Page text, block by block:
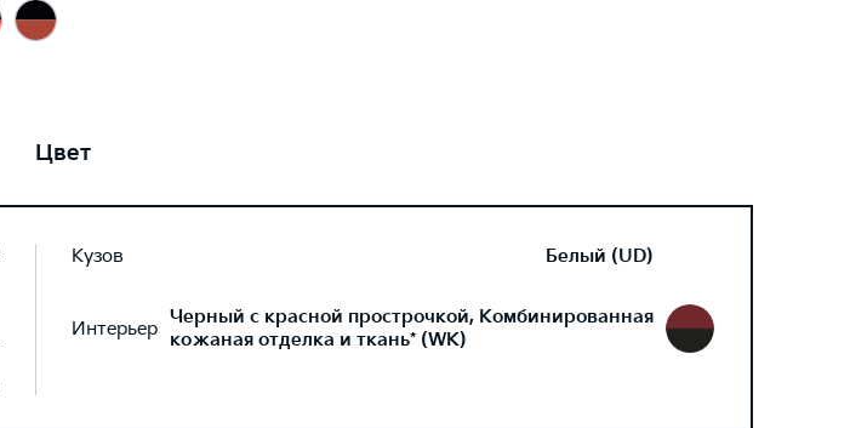
Цвет
Кузов Белый (UD)
Интерьер Черный с красной прострочкой, Комбинированная
кожаная отделка и ткань* (WK)